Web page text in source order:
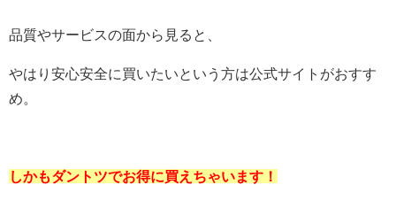
品質やサービスの面から見ると、
やはり安心安全に買いたいという方は公式サイトがおすす
め。
しかもダントツでお得に買えちゃいます！